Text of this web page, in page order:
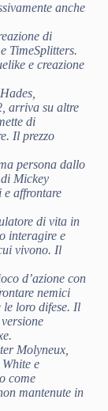
anche
di
TimeSplitters.
e creazione
arriva su altre
di
Il prezzo
persona dallo
Mickey
affrontare
di vita in
interagire e
vivono. Il
d’azione con
nemici
loro difese. Il
Molyneux,
e
come
mantenute in